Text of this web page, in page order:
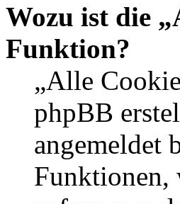
Wozu ist die
Funktion?
„Alle
phpBB
angemeldet
Funktionen,